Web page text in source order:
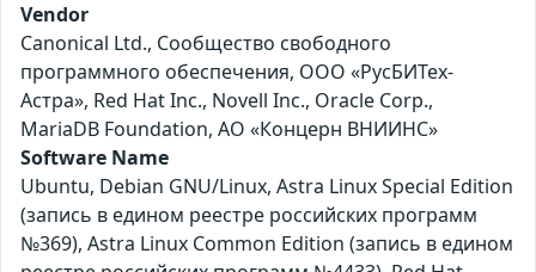
Vendor
Canonical Ltd., Сообщество свободного
программного обеспечения, ООО «РусБИТех-
Астра», Red Hat Inc., Novell Inc., Oracle Corp.,
MariaDB Foundation, АО «Концерн ВНИИНС»
Software Name
Ubuntu, Debian GNU/Linux, Astra Linux Special Edition
(запись в едином реестре российских программ
№369), Astra Linux Common Edition (запись в едином